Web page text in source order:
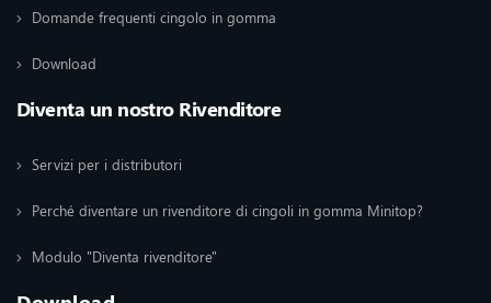
Domande frequenti cingolo in gomma
Download
Diventa un nostro Rivenditore
Servizi per i distributori
Perché diventare un rivenditore di cingoli in gomma Minitop?
Modulo "Diventa rivenditore"